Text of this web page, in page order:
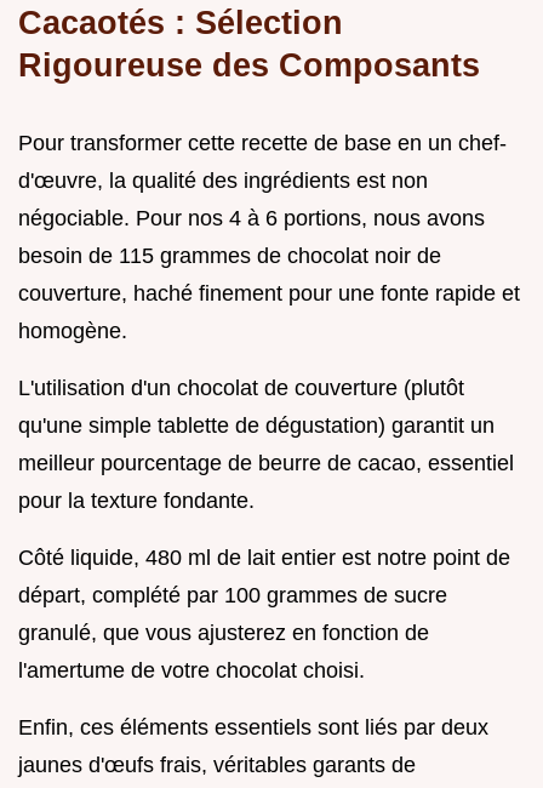
Cacaotés : Sélection
Rigoureuse des Composants
Pour transformer cette recette de base en un chef-
d'œuvre, la qualité des ingrédients est non
négociable. Pour nos 4 à 6 portions, nous avons
besoin de 115 grammes de chocolat noir de
couverture, haché finement pour une fonte rapide et
homogène.
L'utilisation d'un chocolat de couverture (plutôt
qu'une simple tablette de dégustation) garantit un
meilleur pourcentage de beurre de cacao, essentiel
pour la texture fondante.
Côté liquide, 480 ml de lait entier est notre point de
départ, complété par 100 grammes de sucre
granulé, que vous ajusterez en fonction de
l'amertume de votre chocolat choisi.
Enfin, ces éléments essentiels sont liés par deux
jaunes d'œufs frais, véritables garants de